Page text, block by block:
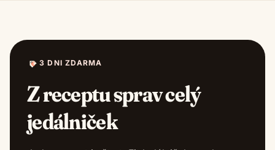
3 DNI ZDARMA
Z receptu sprav celý
jedálniček